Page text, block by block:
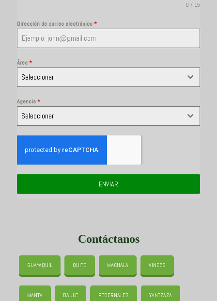
0 / 15
Dirección de correo electrónico*
Área*
Seleccionar
Agencia*
Seleccionar
ENVIAR
Contáctanos
GUAYAQUIL QUITO MACHALA VINCES
MANTA DAULE PEDERNALES YANTZAZA